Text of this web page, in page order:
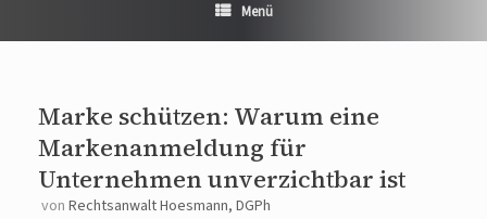
Menü
Marke schützen: Warum eine
Markenanmeldung für
Unternehmen unverzichtbar ist
von Rechtsanwalt Hoesmann, DGPh